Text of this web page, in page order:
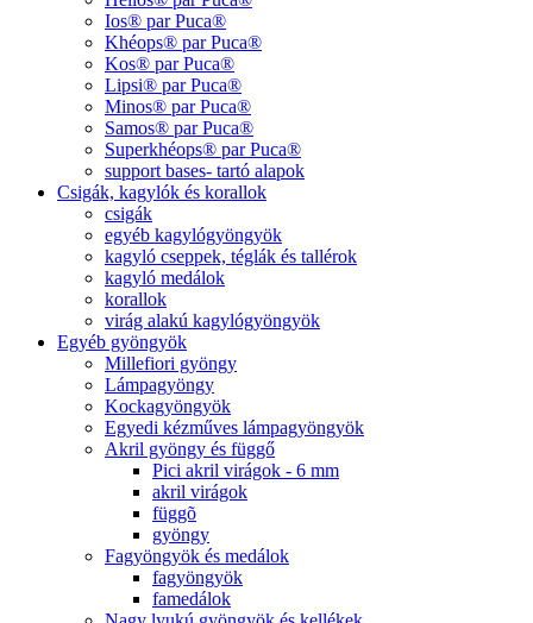
Ios® par Puca®
Khéops® par Puca®
Kos® par Puca®
Lipsi® par Puca®
Minos® par Puca®
Samos® par Puca®
Superkhéops® par Puca®
support bases- tartó alapok
Csigák, kagylók és korallok
csigák
egyéb kagylógyöngyök
kagyló cseppek, téglák és tallérok
kagyló medálok
korallok
virág alakú kagylógyöngyök
Egyéb gyöngyök
Millefiori gyöngy
Lámpagyöngy
Kockagyöngyök
Egyedi kézműves lámpagyöngyök
Akril gyöngy és függő
Pici akril virágok - 6 mm
akril virágok
függõ
gyöngy
Fagyöngyök és medálok
fagyöngyök
famedálok